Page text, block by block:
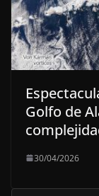
Golfo de
30/04/2026